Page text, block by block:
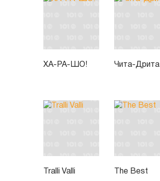
ХА-РА-ШО! Чита-Дрита
Tralli Valli The Best